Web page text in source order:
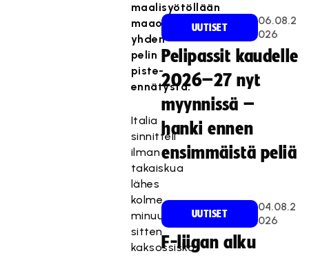
maalisyötöllään
maaotteluiden
yhden
pelin
piste-
ennätystä.
Italia
sinnitteli
ilman
takaiskua
lähes
kolme
minuuttia,
sitten
kaksossisko
UUTISET
06.08.2
026
Pelipassit kaudelle
2026–27 nyt
myynnissä –
hanki ennen
ensimmäistä peliä
UUTISET
04.08.2
026
F-liigan alku